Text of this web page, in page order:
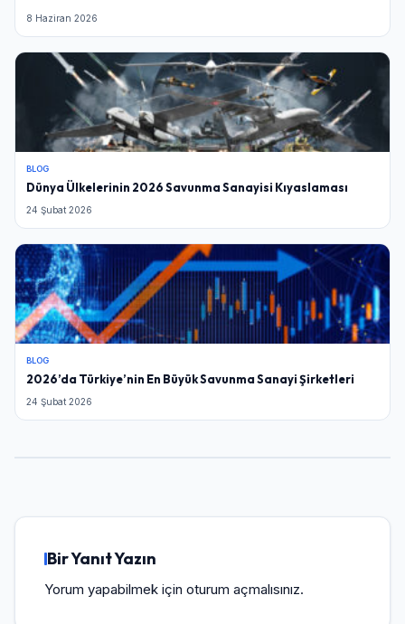
8 Haziran 2026
BLOG
Dünya Ülkelerinin 2026 Savunma Sanayisi Kıyaslaması
24 Şubat 2026
BLOG
2026’da Türkiye’nin En Büyük Savunma Sanayi Şirketleri
24 Şubat 2026
Bir Yanıt Yazın
Yorum yapabilmek için oturum açmalısınız.